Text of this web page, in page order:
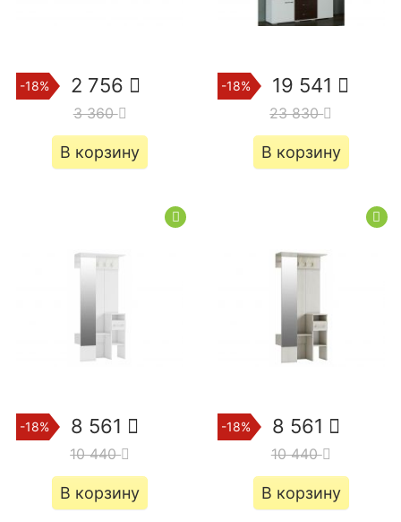
-18% 2 756
3 360
В корзину
-18% 19 541
23 830
В корзину
-18% 8 561
10 440
В корзину
-18% 8 561
10 440
В корзину